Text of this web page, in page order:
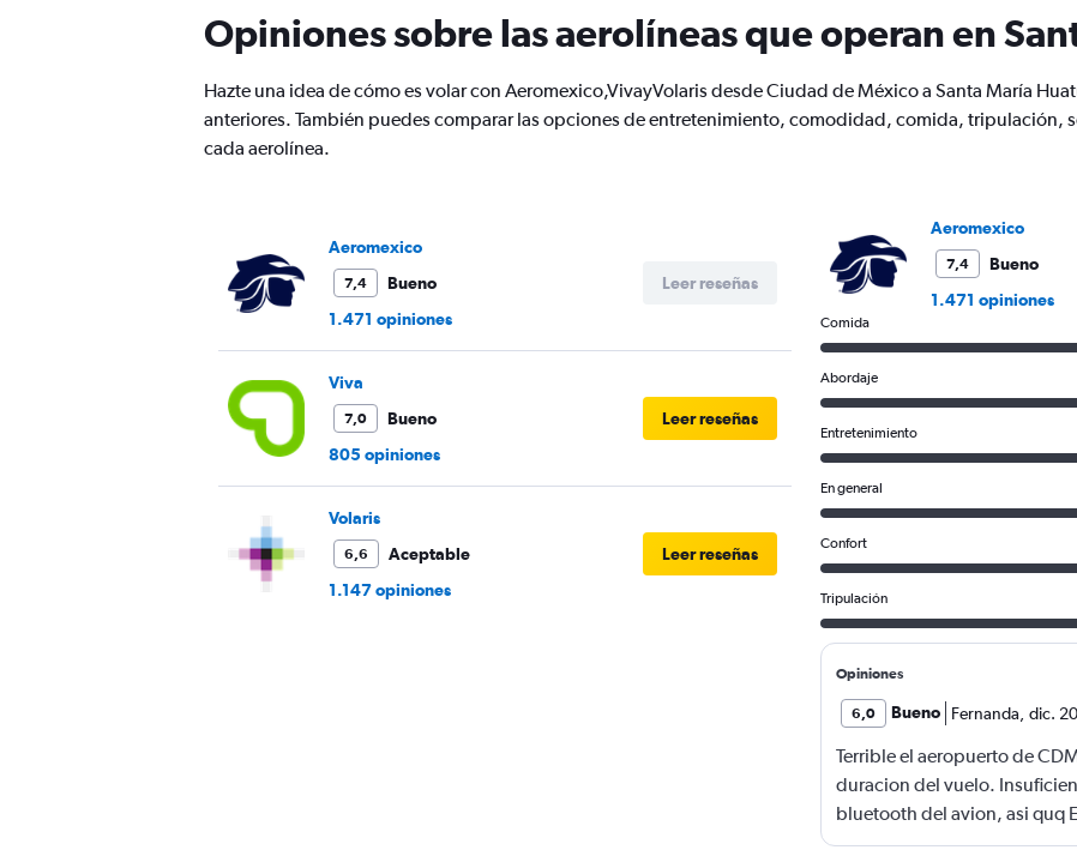
chart
has
Y
axis
displaying
240.
has
2
Y
axes
displaying
of
flights.
Opiniones sobre las aerolíneas que operan en
Hazte una idea de cómo es volar con Aeromexico,VivayVolaris desde Ciudad de México a Santa María
anteriores. También puedes comparar las opciones de entretenimiento, comodidad, comida, tripulación,
cada aerolínea.
Aeromexico
7,4
Bueno
1.471 opiniones
Leer reseñas
Viva
7,0
Bueno
805 opiniones
Leer reseñas
Volaris
6,6
Aceptable
1.147 opiniones
Leer reseñas
Aeromexico
7,4
Bueno
1.471 opiniones
Comida
Abordaje
Entretenimiento
En general
Confort
Tripulación
Opiniones
6,0 Bueno Fernanda dic.
Terrible el aeropuerto de
duracion del vuelo.
bluetooth del avion, asi quq